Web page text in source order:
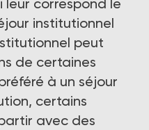
leur correspond le
institutionnel
peut
de certaines
à un séjour
certains
avec des